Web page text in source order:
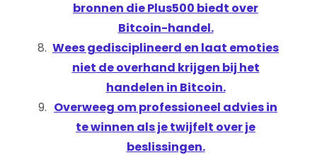
bronnen die Plus500 biedt over
Bitcoin-handel.
Wees gedisciplineerd en laat emoties
niet de overhand krijgen bij het
handelen in Bitcoin.
Overweeg om professioneel advies in
te winnen als je twijfelt over je
beslissingen.